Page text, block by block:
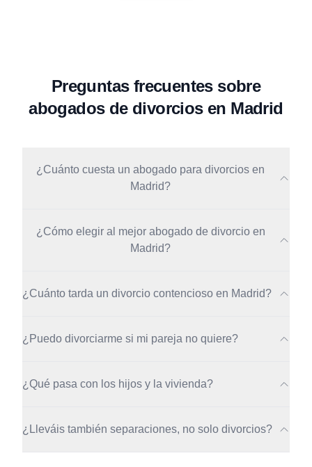
Preguntas frecuentes sobre
abogados de divorcios en Madrid
¿Cuánto cuesta un abogado para divorcios en
Madrid?
¿Cómo elegir al mejor abogado de divorcio en
Madrid?
¿Cuánto tarda un divorcio contencioso en Madrid?
¿Puedo divorciarme si mi pareja no quiere?
¿Qué pasa con los hijos y la vivienda?
¿Lleváis también separaciones, no solo divorcios?